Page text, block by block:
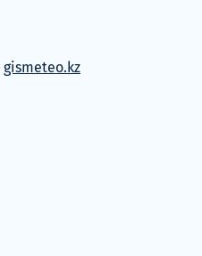
gismeteo.kz